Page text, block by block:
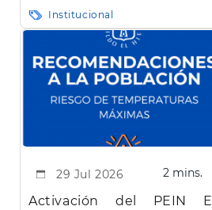
Hierro"
Institucional
29 Jul 2026 2 mins.
Activación del PEIN El